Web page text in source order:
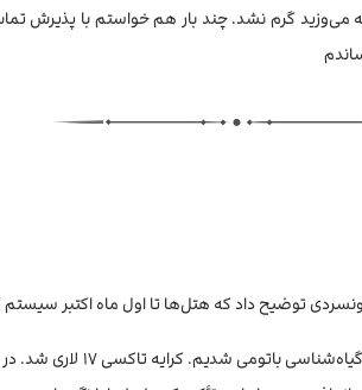
می‌وزید گرم نشد. چند بار هم خواستم با پذیرش
توضیح داد که هتل‌ها تا اول ماه اکتبر